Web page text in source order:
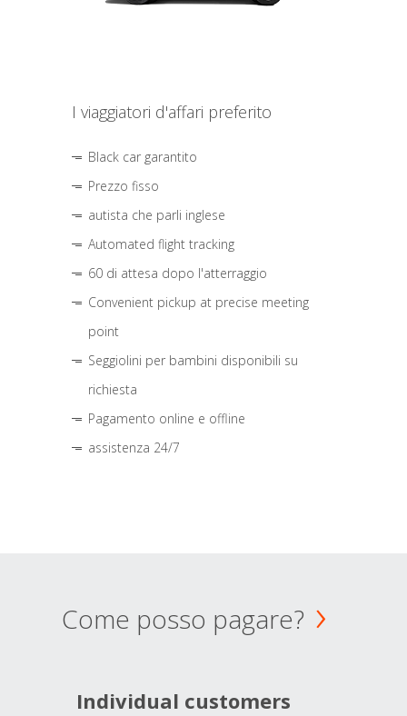
I viaggiatori d'affari preferito
Black car garantito
Prezzo fisso
autista che parli inglese
Automated flight tracking
60 di attesa dopo l'atterraggio
Convenient pickup at precise meeting
point
Seggiolini per bambini disponibili su
richiesta
Pagamento online e offline
assistenza 24/7
Come posso pagare?
Individual customers